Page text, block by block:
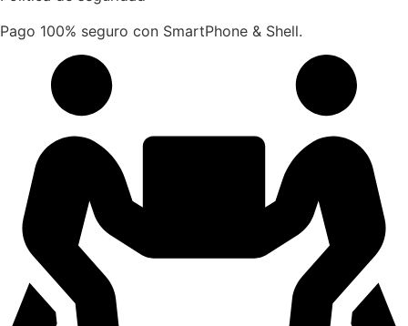
Pago 100% seguro con SmartPhone & Shell.